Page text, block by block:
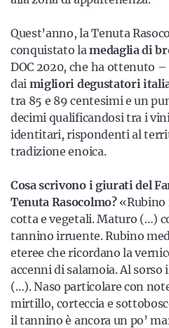
Quest’anno, la Tenuta
conquistato lamedaglia di
DOC 2020, che ha ottenuto
dai migliori degustatori
tra 85 e 89 centesimi e un
decimi qualificandosi tra i
identitari, rispondenti al
tradizione enoica.
Cosa scrivono i giurati del
Tenuta Rasocolmo?«Rubino
cotta e vegetali. Maturo (…)
tannino irruente. Rubino
eteree che ricordano la
accenni di salamoia. Al
(…). Naso particolare con
mirtillo, corteccia e
il tannino è ancora un po’